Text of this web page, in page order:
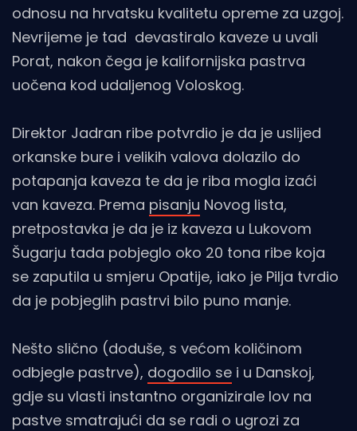
odnosu na hrvatsku kvalitetu opreme za uzgoj.
Nevrijeme je tad devastiralo kaveze u uvali
Porat, nakon čega je kalifornijska pastrva
uočena kod udaljenog Voloskog.
Direktor Jadran ribe potvrdio je da je uslijed
orkanske bure i velikih valova dolazilo do
potapanja kaveza te da je riba mogla izaći
van kaveza. Prema pisanju Novog lista,
pretpostavka je da je iz kaveza u Lukovom
Šugarju tada pobjeglo oko 20 tona ribe koja
se zaputila u smjeru Opatije, iako je Pilja tvrdio
da je pobjeglih pastrvi bilo puno manje.
Nešto slično (doduše, s većom količinom
odbjegle pastrve), dogodilo se i u Danskoj,
gdje su vlasti instantno organizirale lov na
pastve smatrajući da se radi o ugrozi za